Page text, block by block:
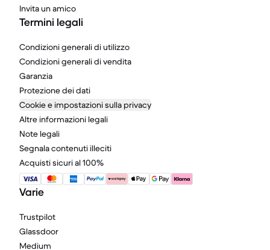
Invita un amico
Termini legali
Condizioni generali di utilizzo
Condizioni generali di vendita
Garanzia
Protezione dei dati
Cookie e impostazioni sulla privacy
Altre informazioni legali
Note legali
Segnala contenuti illeciti
Acquisti sicuri al 100%
Varie
Trustpilot
Glassdoor
Medium